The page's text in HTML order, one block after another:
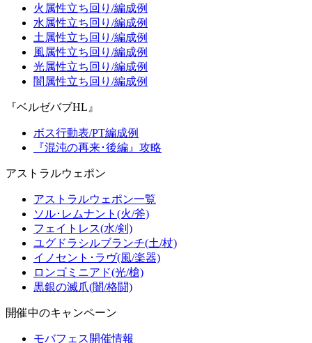
火属性立ち回り/編成例
水属性立ち回り/編成例
土属性立ち回り/編成例
風属性立ち回り/編成例
光属性立ち回り/編成例
闇属性立ち回り/編成例
『ベルゼバブHL』
ボス行動表/PT編成例
『混沌の再来･後編』攻略
アストラルウェポン
アストラルウェポン一覧
ソル･レムナント(火/斧)
フェイトレス(水/剣)
ユグドラシルブランチ(土/杖)
イノセント･ラヴ(風/楽器)
ロンゴミニアド(光/槍)
黒銀の滅爪(闇/格闘)
開催中のキャンペーン
モバフェス開催情報